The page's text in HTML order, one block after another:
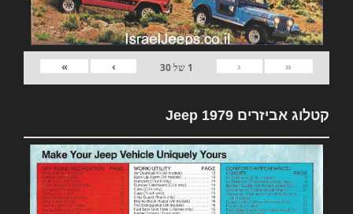
«
‹
1 של30
›
»
קטלוג אביזרים 1979 Jeep